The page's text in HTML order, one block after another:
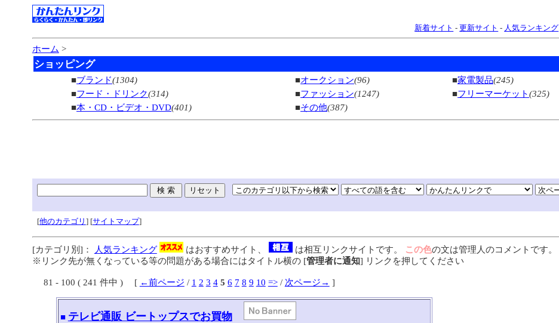
新着サイト -更新サイト - 人気ランキング
ホーム >
ショッピング
■ブランド(1304) ■オークション(96) ■家電製品(245)
■フード・ドリンク(314) ■ファッション(1247) ■フリーマーケット(325)
■本・CD・ビデオ・DVD(401) ■その他(387)
[他のカテゴリ ] [サイトマップ]
[カテゴリ別]： 人気ランキング はおすすめサイト、 は相互リンクサイトです。 この色の文は管理人のコメントです。
※リンク先が無くなっている等の問題がある場合にはタイトル横の [管理者に通知] リンクを押してください
81 - 100 ( 241 件中 ) [ ←前ページ / 1 2 3 4 5 6 7 8 9 10 =>/ 次ページ→ ]
■ テレビ通販 ビートップスでお買物